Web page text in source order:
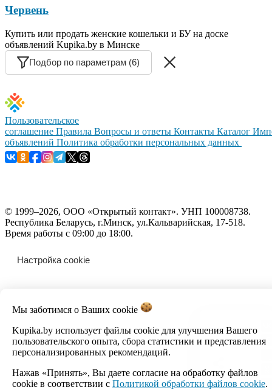
Червень
Купить или продать женские кошельки и БУ на доске
объявлений Kupika.by в Минске
Подбор по параметрам (6)
Мы заботимся о Ваших cookie
Kupika.by использует файлы cookie для улучшения Вашего
пользовательского опыта, сбора статистики и представления
персонализированных рекомендаций.
Нажав «Принять», Вы даете согласие на обработку файлов
cookie в соответствии с Политикой обработки файлов cookie.
Пользовательское
соглашение Правила Вопросы и ответы Контакты Каталог
объявлений Политика обработки персональных данных
© 1999–2026, ООО «Открытый контакт». УНП 100008738.
Республика Беларусь, г.Минск, ул.Кальварийская, 17-518.
Время работы с 09:00 до 18:00.
Настройка cookie